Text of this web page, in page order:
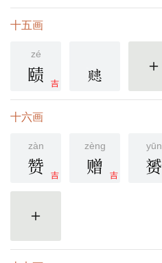
十五画
zé
吉
赜 更多
十六画
zàn
吉
赞
zèng
吉
赠
yūn
赟
更多